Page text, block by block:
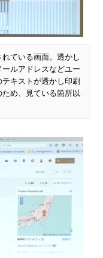
ている画面。透かし
ルアドレスなどユー
キストが透かし印刷
め、見ている箇所以